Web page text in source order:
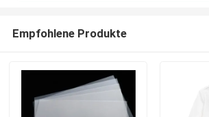
Empfohlene Produkte